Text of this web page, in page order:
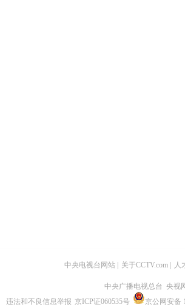
中央电视台网站 关于CCTV.com 人
中央广播电视总台 央视
违法和不良信息举报 京ICP证060535号
京公网安备